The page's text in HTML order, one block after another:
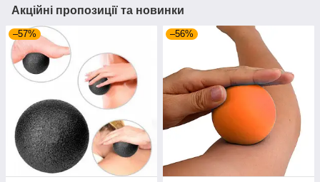
Акційні пропозиції та новинки
–57% –56%